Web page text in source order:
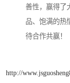
善性，赢得了
品、饱满的热
待合作共赢！
http://